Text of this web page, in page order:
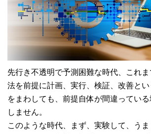
先行き不透明で予測困難な時代、これ
法を前提に計画、実行、検証、改善と
をまわしても、前提自体が間違ってい
しません。
このような時代、まず、実験して、う